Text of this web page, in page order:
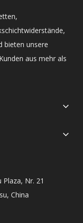
bieten unsere
aus mehr als
Nr. 21
China